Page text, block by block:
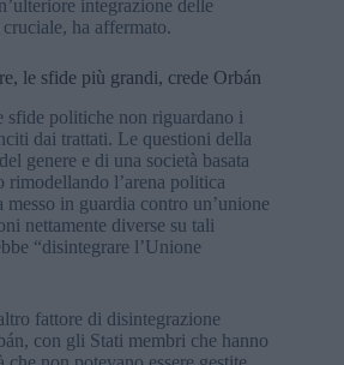
integrazione delle
ha affermato.
le sfide più grandi, crede Orbán
sfide politiche non riguardano i
dai trattati. Le questioni della
genere e di una società basata
rimodellando l’arena politica
messo in guardia contro un’unione
nettamente diverse su tali
“disintegrare l’Unione
fattore di disintegrazione
con gli Stati membri che hanno